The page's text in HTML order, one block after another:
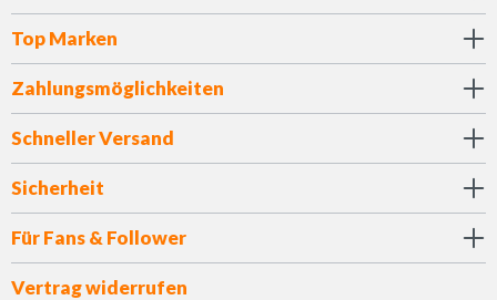
Top Marken
Zahlungsmöglichkeiten
Schneller Versand
Sicherheit
Für Fans & Follower
Vertrag widerrufen